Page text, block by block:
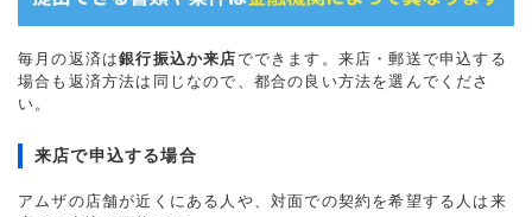
毎月の返済は銀行振込か来店でできます。来店・郵送で申込する
場合も返済方法は同じなので、都合の良い方法を選んでくださ
い。
来店で申込する場合
アムザの店舗が近くにある人や、対面での契約を希望する人は来